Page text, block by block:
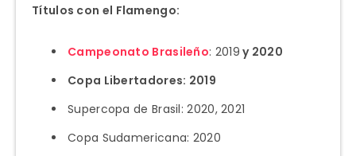
Títulos con el Flamengo:
Campeonato Brasileño: 2019 y 2020
Copa Libertadores: 2019
Supercopa de Brasil: 2020, 2021
Copa Sudamericana: 2020